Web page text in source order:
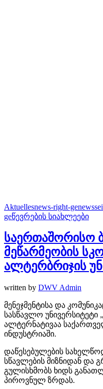
Aktuellesnews-right-ge
geწევრების სიახლეები
საერთაშორისო
მეწარმეობის
ალტერბრიჯის
written by DWV Admin
მენეჯმენტისა და
სასწავლო
ალტერნატივაა
ინდუსტრიაში.
დაწესებულების
სწავლების მიზნიდან და
გულისხმობს ხიდს
პიროვნულ ზრდას.